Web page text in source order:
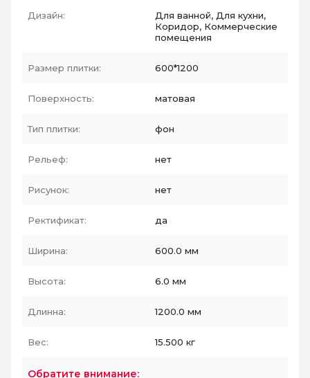
Дизайн:
Для ванной, Для кухни,
Коридор, Коммерческие
помещения
Размер плитки: 600*1200
Поверхность: матовая
Тип плитки: фон
Рельеф: нет
Рисунок: нет
Ректификат: да
Ширина: 600.0 мм
Высота: 6.0 мм
Длинна: 1200.0 мм
Вес: 15.500 кг
Обратите внимание: